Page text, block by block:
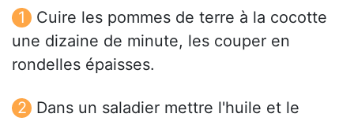
Cuire les pommes de terre à la cocotte
une dizaine de minute, les couper en
rondelles épaisses.
Dans un saladier mettre l'huile et le